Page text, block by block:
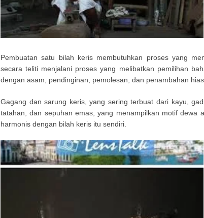
Pembuatan satu bilah keris membutuhkan proses yang
secara teliti menjalani proses yang melibatkan pemilihan
dengan asam, pendinginan, pemolesan, dan penambahan
Gagang dan sarung keris, yang sering terbuat dari kayu,
tatahan, dan sepuhan emas, yang menampilkan motif dewa
harmonis dengan bilah keris itu sendiri.